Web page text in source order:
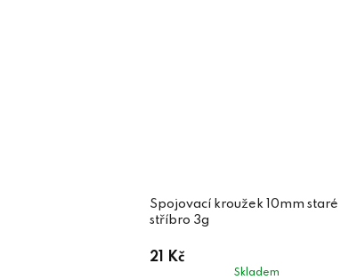
Spojovací kroužek 10mm staré
stříbro 3g
21 Kč
Skladem